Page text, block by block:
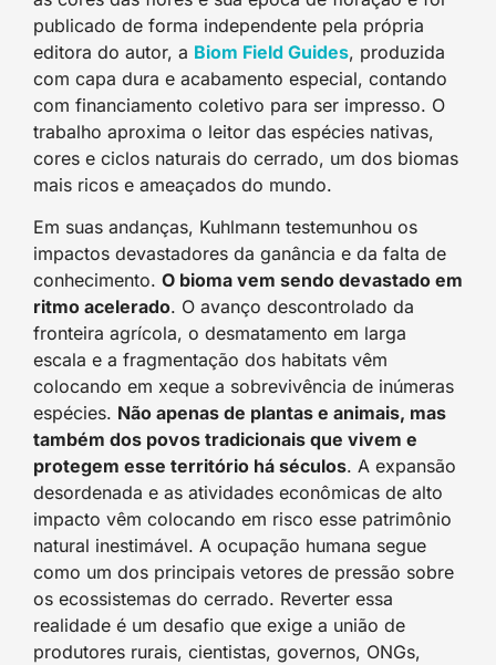
publicado de forma independente pela própria
editora do autor, a Biom Field Guides, produzida
com capa dura e acabamento especial, contando
com financiamento coletivo para ser impresso. O
trabalho aproxima o leitor das espécies nativas,
cores e ciclos naturais do cerrado, um dos biomas
mais ricos e ameaçados do mundo.
Em suas andanças, Kuhlmann testemunhou os
impactos devastadores da ganância e da falta de
conhecimento. O bioma vem sendo devastado em
ritmo acelerado. O avanço descontrolado da
fronteira agrícola, o desmatamento em larga
escala e a fragmentação dos habitats vêm
colocando em xeque a sobrevivência de inúmeras
espécies. Não apenas de plantas e animais, mas
também dos povos tradicionais que vivem e
protegem esse território há séculos. A expansão
desordenada e as atividades econômicas de alto
impacto vêm colocando em risco esse patrimônio
natural inestimável. A ocupação humana segue
como um dos principais vetores de pressão sobre
os ecossistemas do cerrado. Reverter essa
realidade é um desafio que exige a união de
produtores rurais, cientistas, governos, ONGs,